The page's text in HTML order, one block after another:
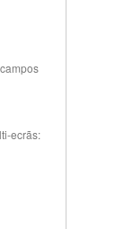
ecrãs: